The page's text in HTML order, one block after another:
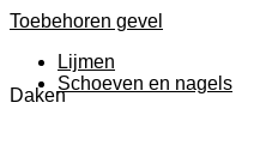
Toebehoren gevel
Lijmen
Schoeven en nagels
Daken